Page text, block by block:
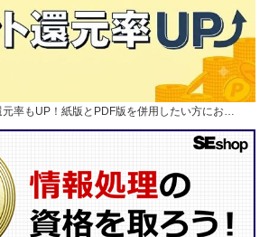
元率もUP！紙版とPDF版を併用したい方にお…